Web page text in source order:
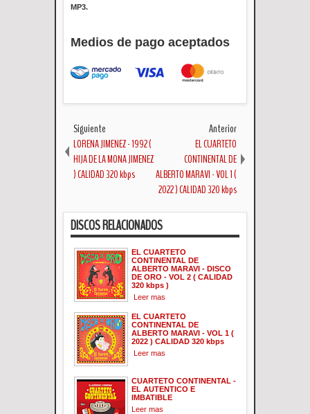
MP3.
Medios de pago aceptados
Siguiente
LORENA JIMENEZ - 1992 (
HIJA DE LA MONA JIMENEZ
) CALIDAD 320 kbps
Anterior
EL CUARTETO
CONTINENTAL DE
ALBERTO MARAVI - VOL 1 (
2022 ) CALIDAD 320 kbps
DISCOS RELACIONADOS
EL CUARTETO
CONTINENTAL DE
ALBERTO MARAVI - DISCO
DE ORO - VOL 2 ( CALIDAD
320 kbps )
Leer mas
EL CUARTETO
CONTINENTAL DE
ALBERTO MARAVI - VOL 1 (
2022 ) CALIDAD 320 kbps
Leer mas
CUARTETO CONTINENTAL -
EL AUTENTICO E
IMBATIBLE
Leer mas